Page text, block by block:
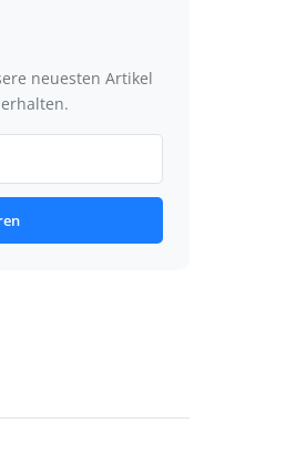
neuesten Artikel